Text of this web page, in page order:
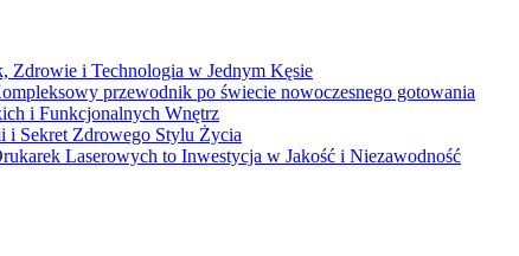
Zdrowie i Technologia w Jednym Kęsie
przewodnik po świecie nowoczesnego gotowania
i Funkcjonalnych Wnętrz
i Sekret Zdrowego Stylu Życia
Laserowych to Inwestycja w Jakość i Niezawodność